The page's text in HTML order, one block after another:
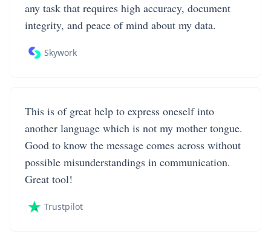
any task that requires high accuracy, document
integrity, and peace of mind about my data.
Skywork
This is of great help to express oneself into
another language which is not my mother tongue.
Good to know the message comes across without
possible misunderstandings in communication.
Great tool!
Trustpilot